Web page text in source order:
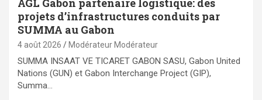
AGL Gabon partenaire logistique: des
projets d’infrastructures conduits par
SUMMA au Gabon
4 août 2026 Modérateur Modérateur
SUMMA INSAAT VE TICARET GABON SASU, Gabon United
Nations (GUN) et Gabon Interchange Project (GIP),
Summa…